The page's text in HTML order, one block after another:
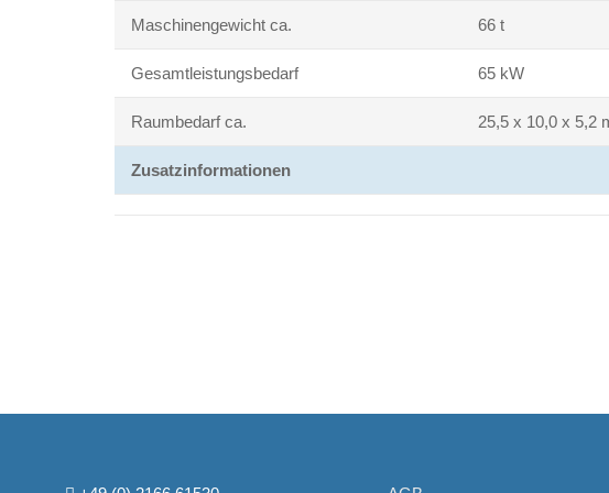
Maschinengewicht ca. 66 t
Gesamtleistungsbedarf 65 kW
Raumbedarf ca. 25,5 x 10,0 x 5,2
Zusatzinformationen